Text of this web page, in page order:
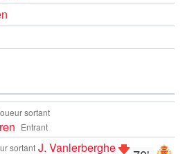
sortant
Entrant
sortant J. Vanlerberghe